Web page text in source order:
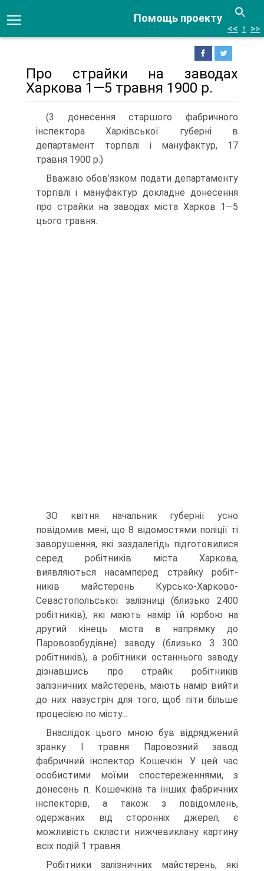
Помощь проекту
<< ↑ >>
Про страйки на заводах
Харкова 1—5 травня 1900 р.
(3 донесення старшого фабричного
інспектора Харківської губерні в
департамент торгівлі і мануфактур, 17
травня 1900 р.)
Вважаю обов’язком подати департаменту
торгівлі і мануфактур докладне донесення
про страйки на заводах міста Харков 1—5
цього травня.
ЗО квітня начальник губернії усно
повідомив мені, що 8 відомо­стями поліції ті
заворушення, які заздалегідь підготовилися
серед робітників міста Харкова,
виявляються насамперед страйку робіт­
ників майстерень Курсько-Харково-
Севастопольської залізниці (близько 2400
робітників), які мають намір їй юрбою на
дру­гий кінець міста в напрямку до
Паровозобудівне) заводу (близько З 300
робітників), а робітники останнього заводу
дізнавшись про страйк робітників
залізничних майстерень, мають намір вийти
до них назустріч для того, щоб піти більше
процесією по місту...
Внаслідок цього мною був відряджений
зранку І травня Паровоз­ний завод
фабричний інспектор Кошечкін. У цей час
особистими моїми спостереженнями, з
донесень п. Кошечкіна та інших фабрич­них
інспекторів, а також з повідомлень,
одержаних від сторонніх джерел, є
можливість скласти нижчевиклану картину
всіх подій 1 травня.
Робітники залізничних майстерень, які